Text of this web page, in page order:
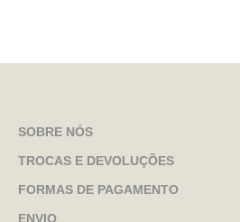
SOBRE NÓS
TROCAS E DEVOLUÇÕES
FORMAS DE PAGAMENTO
ENVIO